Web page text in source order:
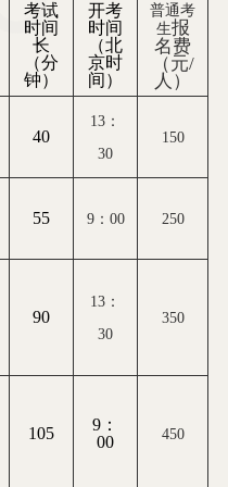
考试
时间
长
（分
钟）
开考
时间
（北
京时
间）
普通考
生报
名费
（元/
人）
40
13 ：
30
150
55 9： 00 250
90
13 ：
30
350
105 9 ：
00
450